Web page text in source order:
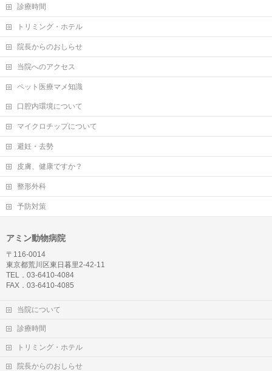
診療時間
トリミング・ホテル
院長からのおしらせ
当院へのアクセス
ペット医療マメ知識
口腔内環境について
マイクロチップについて
避妊・去勢
皮膚、健康ですか？
整形外科
予防対策
アミン動物病院
〒116-0014
東京都荒川区東日暮里2-42-11
TEL．03-6410-4084
FAX．03-6410-4085
当院について
診療時間
トリミング・ホテル
院長からのおしらせ